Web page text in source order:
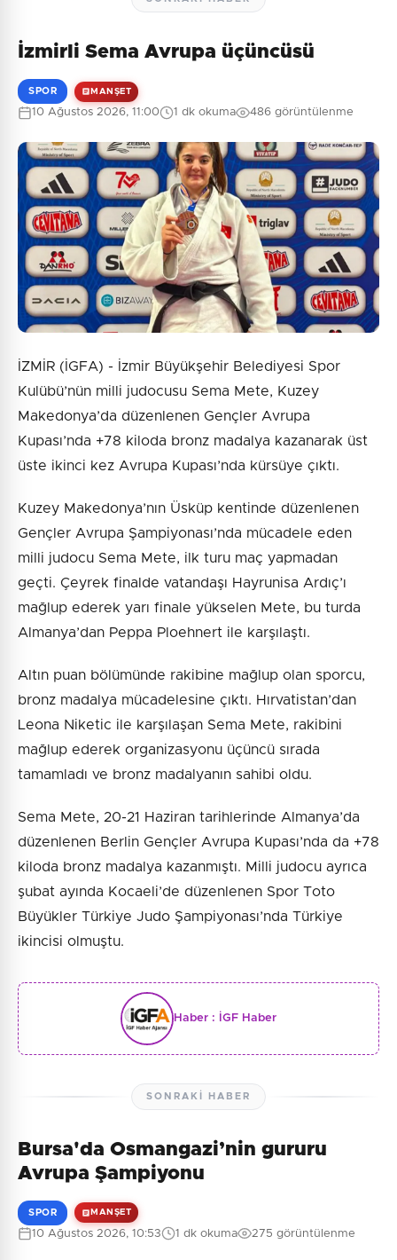
İzmirli Sema Avrupa üçüncüsü
SPOR MANŞET
10 Ağustos 2026, 11:00 1 dk okuma 486 görüntülenme
İZMİR (İGFA) - İzmir Büyükşehir Belediyesi Spor
Kulübü’nün milli judocusu Sema Mete, Kuzey
Makedonya’da düzenlenen Gençler Avrupa
Kupası’nda +78 kiloda bronz madalya kazanarak üst
üste ikinci kez Avrupa Kupası’nda kürsüye çıktı.
Kuzey Makedonya’nın Üsküp kentinde düzenlenen
Gençler Avrupa Şampiyonası’nda mücadele eden
milli judocu Sema Mete, ilk turu maç yapmadan
geçti. Çeyrek finalde vatandaşı Hayrunisa Ardıç’ı
mağlup ederek yarı finale yükselen Mete, bu turda
Almanya’dan Peppa Ploehnert ile karşılaştı.
Altın puan bölümünde rakibine mağlup olan sporcu,
bronz madalya mücadelesine çıktı. Hırvatistan’dan
Leona Niketic ile karşılaşan Sema Mete, rakibini
mağlup ederek organizasyonu üçüncü sırada
tamamladı ve bronz madalyanın sahibi oldu.
Sema Mete, 20-21 Haziran tarihlerinde Almanya’da
düzenlenen Berlin Gençler Avrupa Kupası’nda da +78
kiloda bronz madalya kazanmıştı. Milli judocu ayrıca
şubat ayında Kocaeli’de düzenlenen Spor Toto
Büyükler Türkiye Judo Şampiyonası’nda Türkiye
ikincisi olmuştu.
Haber : İGF Haber
SONRAKI HABER
Bursa'da Osmangazi’nin gururu
Avrupa Şampiyonu
SPOR MANŞET
10 Ağustos 2026, 10:53 1 dk okuma 275 görüntülenme